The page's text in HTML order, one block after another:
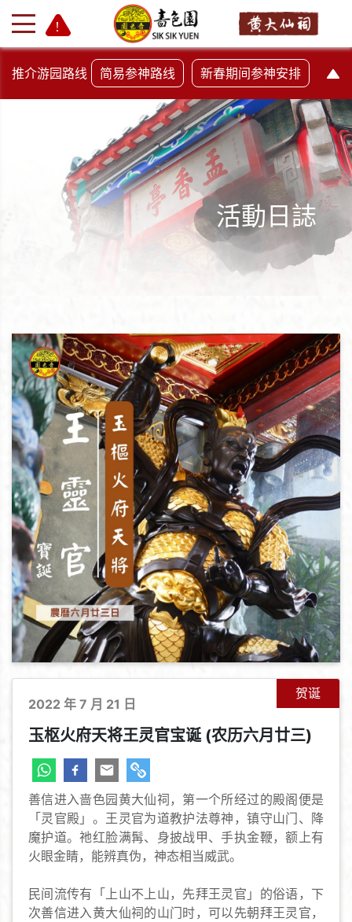
+
推介游园路线 简易参神路线 新春期间参神安排
活動日誌
贺诞
2022 年 7 月 21 日
玉枢火府天将王灵官宝诞 (农历六月廿三)
善信进入啬色园黄大仙祠，第一个所经过的殿阁便是
「灵官殿」。王灵官为道教护法尊神，镇守山门、降
魔护道。祂红脸满髯、身披战甲、手执金鞭，额上有
火眼金睛，能辨真伪，神态相当威武。
民间流传有「上山不上山，先拜王灵官」的俗语，下
次善信进入黄大仙祠的山门时，可以先朝拜王灵官，